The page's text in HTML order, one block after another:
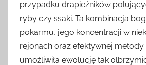
przypadku drapieżników
ryby czy ssaki. Ta kombinacja
pokarmu, jego koncentracji w
rejonach oraz efektywnej metody
umożliwiła ewolucję tak